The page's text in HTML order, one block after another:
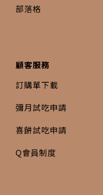
部落格
顧客服務
訂購單下載
彌月試吃申請
喜餅試吃申請
Q會員制度